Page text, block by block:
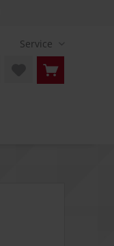
Service